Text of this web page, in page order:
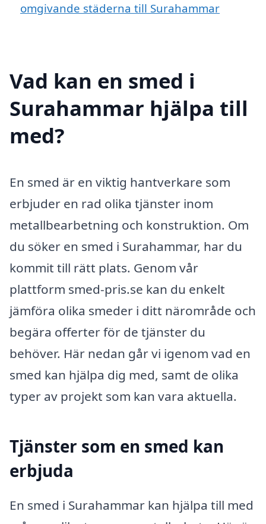
omgivande städerna till Surahammar
Vad kan en smed i
Surahammar hjälpa till
med?
En smed är en viktig hantverkare som
erbjuder en rad olika tjänster inom
metallbearbetning och konstruktion. Om
du söker en smed i Surahammar, har du
kommit till rätt plats. Genom vår
plattform smed-pris.se kan du enkelt
jämföra olika smeder i ditt närområde och
begära offerter för de tjänster du
behöver. Här nedan går vi igenom vad en
smed kan hjälpa dig med, samt de olika
typer av projekt som kan vara aktuella.
Tjänster som en smed kan
erbjuda
En smed i Surahammar kan hjälpa till med